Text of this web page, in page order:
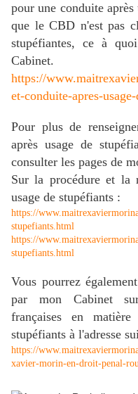
pour une conduite
que le CBD n'est pas
stupéfiantes, ce à
Cabinet.
https://
et-conduite-apres-
Pour plus de
après usage de
consulter les pages de
Sur la procédure et la
usage de stupéfiants :
https://
stupefiants.html
https://
stupefiants.html
Vous pourrez
par mon Cabinet
françaises en
stupéfiants à l'adresse
https://
xavier-morin-en-droit-penal-